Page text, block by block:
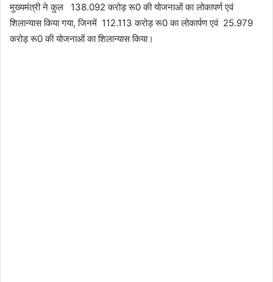
मुख्यमंत्री ने कुल 138.092 करोड़ रू0 की योजनाओं का लोकापर्ण एवं
शिलान्यास किया गया, जिनमें 112.113 करोड़ रू0 का लोकार्पण एवं 25.979
करोड़ रू0 की योजनाओं का शिलान्यास किया।